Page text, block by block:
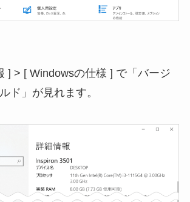
] > [ Windowsの仕様 ] で「バージ
ド」が見れます。